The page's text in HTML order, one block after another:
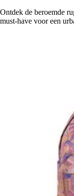
Ontdek de beroemde
must-have voor een